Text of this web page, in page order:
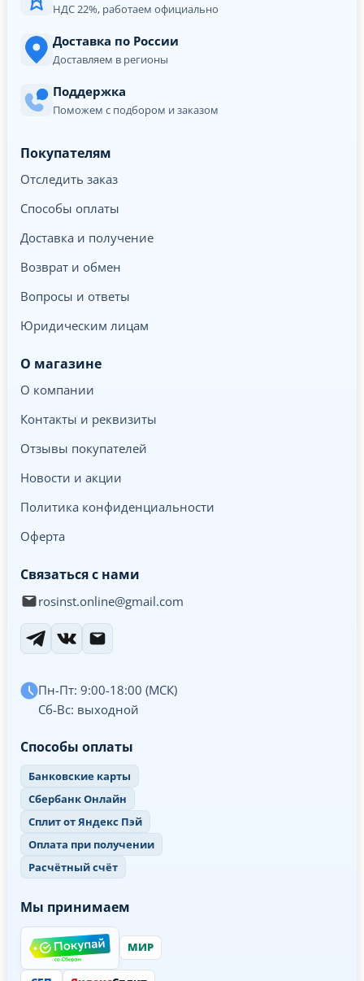
НДС 22%, работаем официально
Доставка по России
Доставляем в регионы
Поддержка
Поможем с подбором и заказом
Покупателям
Отследить заказ
Способы оплаты
Доставка и получение
Возврат и обмен
Вопросы и ответы
Юридическим лицам
О магазине
О компании
Контакты и реквизиты
Отзывы покупателей
Новости и акции
Политика конфиденциальности
Оферта
Связаться с нами
rosinst.online@gmail.com
Пн-Пт: 9:00-18:00 (МСК)
Сб-Вс: выходной
Способы оплаты
Банковские карты
Сбербанк Онлайн
Сплит от Яндекс Пэй
Оплата при получении
Расчётный счёт
Мы принимаем
МИР